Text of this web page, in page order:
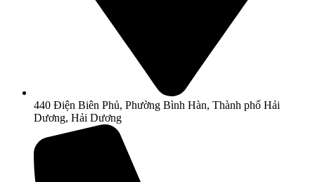
440 Điện Biên Phủ, Phường Bình Hàn, Thành phố Hải
Dương, Hải Dương